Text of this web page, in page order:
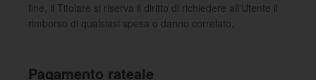
fine, il Titolare si riserva il diritto di richiedere all'Utente il
rimborso di qualsiasi spesa o danno correlato.
Pagamento rateale